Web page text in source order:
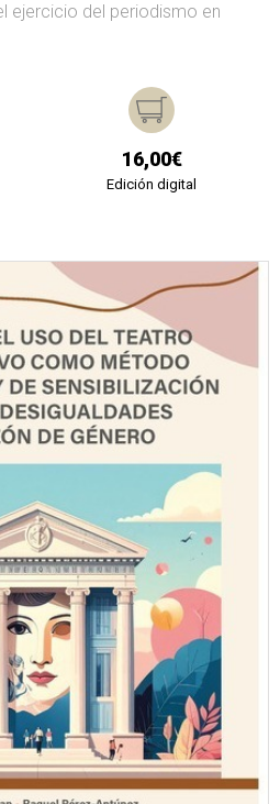
ejercicio del periodismo en
16,00€
Edición digital